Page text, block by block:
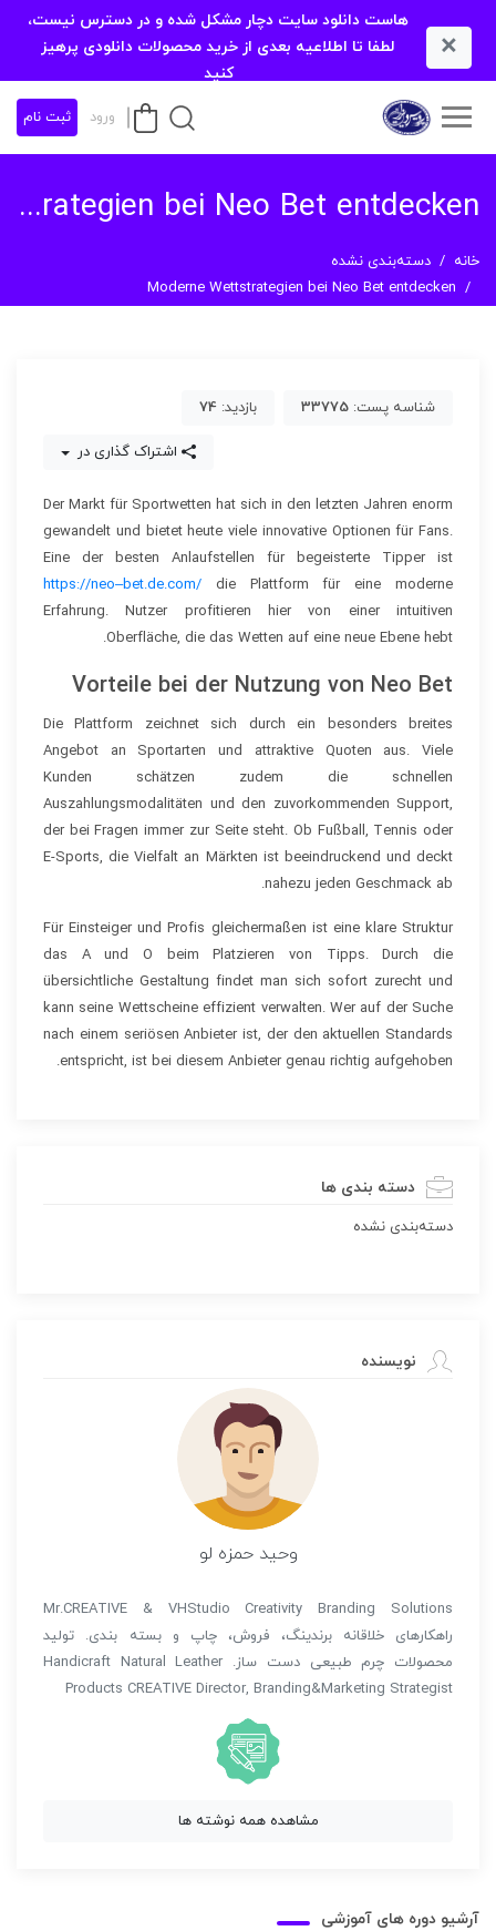
×
هاست دانلود سایت دچار مشکل شده و در دسترس نیست،
لطفا تا اطلاعیه بعدی از خرید محصولات دانلودی پرهیز
کنید
ورود ثبت نام
Moderne Wettstrategien bei Neo Bet entdecken
خانه
دسته‌بندی نشده
Moderne Wettstrategien bei Neo Bet entdecken
شناسه پست: 33775 بازدید: 74
اشتراک گذاری در
Der Markt für Sportwetten hat sich in den letzten Jahren enorm
gewandelt und bietet heute viele innovative Optionen für Fans.
Eine der besten Anlaufstellen für begeisterte Tipper ist
https://neo–bet.de.com/ die Plattform für eine moderne
Erfahrung. Nutzer profitieren hier von einer intuitiven
Oberfläche, die das Wetten auf eine neue Ebene hebt.
Vorteile bei der Nutzung von Neo Bet
Die Plattform zeichnet sich durch ein besonders breites
Angebot an Sportarten und attraktive Quoten aus. Viele
Kunden schätzen zudem die schnellen
Auszahlungsmodalitäten und den zuvorkommenden Support,
der bei Fragen immer zur Seite steht. Ob Fußball, Tennis oder
E-Sports, die Vielfalt an Märkten ist beeindruckend und deckt
nahezu jeden Geschmack ab.
Für Einsteiger und Profis gleichermaßen ist eine klare Struktur
das A und O beim Platzieren von Tipps. Durch die
übersichtliche Gestaltung findet man sich sofort zurecht und
kann seine Wettscheine effizient verwalten. Wer auf der Suche
nach einem seriösen Anbieter ist, der den aktuellen Standards
entspricht, ist bei diesem Anbieter genau richtig aufgehoben.
دسته بندی ها
دسته‌بندی نشده
نویسنده
وحید حمزه لو
Mr.CREATIVE & VHStudio Creativity Branding Solutions
راهکارهای خلاقانه برندینگ، فروش، چاپ و بسته بندی. تولید
محصولات چرم طبیعی دست ساز. Handicraft Natural Leather
Products CREATIVE Director, Branding&Marketing Strategist
مشاهده همه نوشته ها
آرشیو دوره های آموزشی